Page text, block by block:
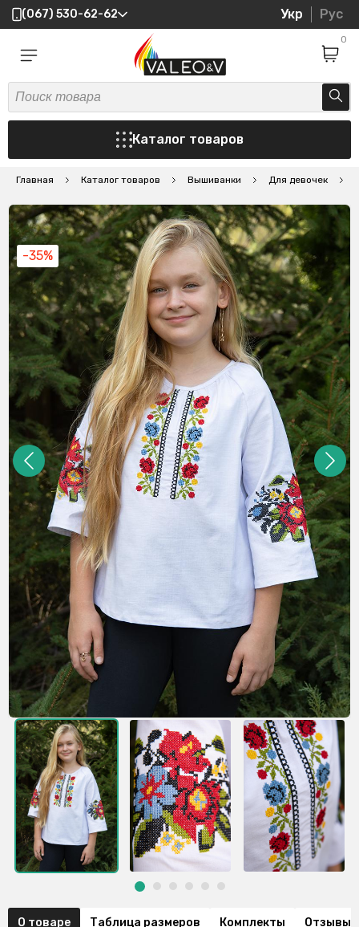
(067) 530-62-62 Укр Рус
0
Каталог товаров
Главная Каталог товаров Вышиванки Для девочек
-35%
О товаре Таблица размеров Комплекты Отзывы